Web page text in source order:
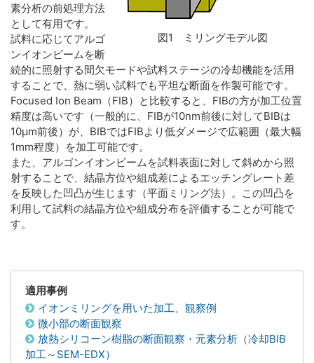
図1 ミリングモデル図
素分析の前処理方法
として有用です。
試料に応じてアルゴ
ンイオンビームを断
続的に照射する間欠モードや試料ステージの冷却機能を活用
することで、熱に弱い試料でも平坦な断面を作製可能です。
Focused Ion Beam（FIB）と比較すると、FIBの方が加工位置
精度は高いです（一般的に、FIBが10nm前後に対してBIBは
10µm前後）が、BIBではFIBより低ダメージで広範囲（最大幅
1mm程度）を加工可能です。
また、アルゴンイオンビームを試料表面に対して斜めから照
射することで、結晶方位や組成差によるエッチングレート差
を反映した凹凸が生じます（平面ミリング法）。この凹凸を
利用して試料の結晶方位や組成分布を評価することが可能で
す。
適用事例
イオンミリングを用いた加工、観察例
微小部の断面観察
放熱シリコーン樹脂の断面観察・元素分析（冷却BIB
加工～SEM-EDX）